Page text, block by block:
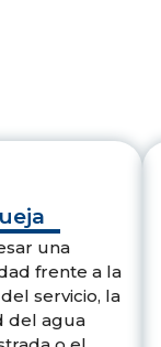
una
frente a la
servicio, la
del agua